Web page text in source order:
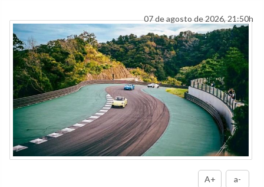
07 de agosto de 2026, 21:50h
A+ a-